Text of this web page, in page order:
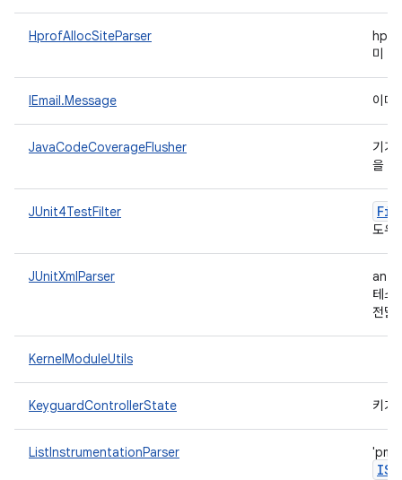
HprofAllocSiteParser
미
IEmail.Message 이메
JavaCodeCoverageFlusher
기기
을
JUnit4TestFilter
도우
JUnitXmlParser
ant
테스
전달
KernelModuleUtils
KeyguardControllerState 키가
ListInstrumentationParser 'pm